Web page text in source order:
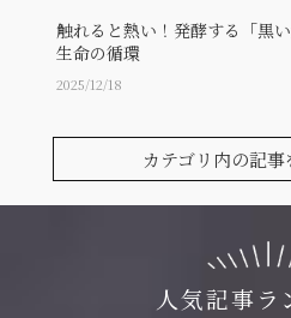
触れると熱い！発酵する「黒
生命の循環
2025/12/18
カテゴリ内の記事
人気記事ラ